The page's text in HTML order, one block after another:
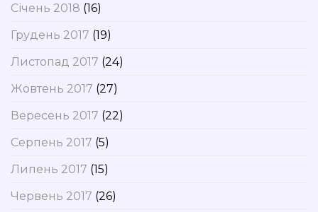
Січень 2018 (16)
Грудень 2017 (19)
Листопад 2017 (24)
Жовтень 2017 (27)
Вересень 2017 (22)
Серпень 2017 (5)
Липень 2017 (15)
Червень 2017 (26)